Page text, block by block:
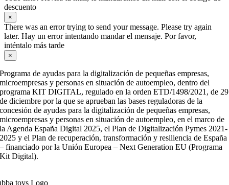
descuento
×
There was an error trying to send your message. Please try again
later. Hay un error intentando mandar el mensaje. Por favor,
inténtalo más tarde
×
Programa de ayudas para la digitalización de pequeñas empresas,
microempresas y personas en situación de autoempleo, dentro del
programa KIT DIGITAL, regulado en la orden ETD/1498/2021, de 29
de diciembre por la que se aprueban las bases reguladoras de la
concesión de ayudas para la digitalización de pequeñas empresas,
microempresas y personas en situación de autoempleo, en el marco de
la Agenda España Digital 2025, el Plan de Digitalización Pymes 2021-
2025 y el Plan de recuperación, transformación y resiliencia de España
– financiado por la Unión Europea – Next Generation EU (Programa
Kit Digital).